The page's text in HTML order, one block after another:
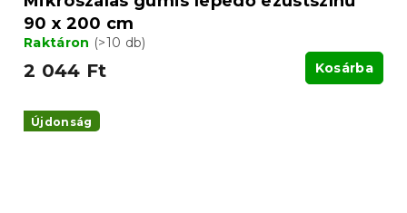
90 x 200 cm
Raktáron (>10 db)
2 044 Ft Kosárba
Újdonság